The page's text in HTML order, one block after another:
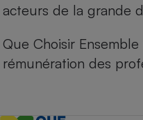
acteurs de la grande
Que Choisir
rémunération des